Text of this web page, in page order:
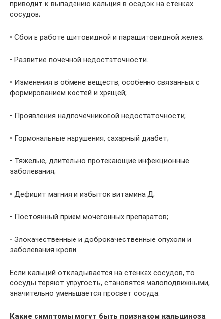
приводит к выпадению кальция в осадок на стенках
сосудов;
• Сбои в работе щитовидной и паращитовидной желез;
• Развитие почечной недостаточности;
• Изменения в обмене веществ, особенно связанных с
формированием костей и хрящей;
• Проявления надпочечниковой недостаточности;
• Гормональные нарушения, сахарный диабет;
• Тяжелые, длительно протекающие инфекционные
заболевания;
• Дефицит магния и избыток витамина Д;
• Постоянный прием мочегонных препаратов;
• Злокачественные и доброкачественные опухоли и
заболевания крови.
Если кальций откладывается на стенках сосудов, то
сосуды теряют упругость, становятся малоподвижными,
значительно уменьшается просвет сосуда.
Какие симптомы могут быть признаком кальциноза